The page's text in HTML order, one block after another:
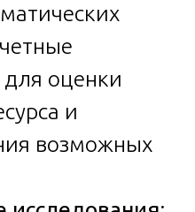
оценки
и
возможных